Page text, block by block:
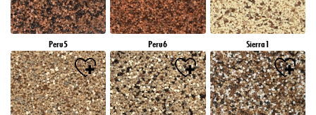
Peru5 Peru6 Sierra1